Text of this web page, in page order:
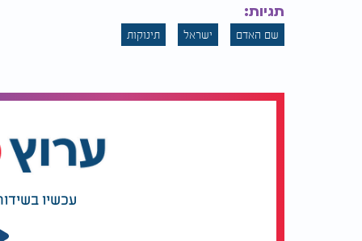
תגיות:
שם האדם ישראל תינוקות
עכשיו